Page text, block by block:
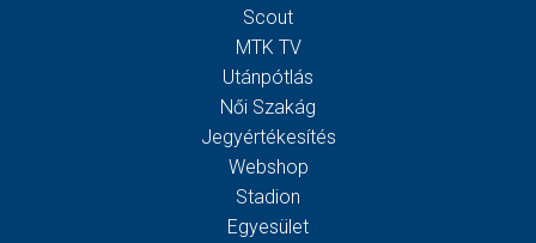
Scout
MTK TV
Utánpótlás
Női Szakág
Jegyértékesítés
Webshop
Stadion
Egyesület